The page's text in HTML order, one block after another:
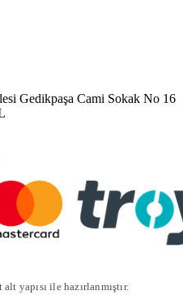
Gedikpaşa Cami Sokak No 16
yapısı ile hazırlanmıştır.